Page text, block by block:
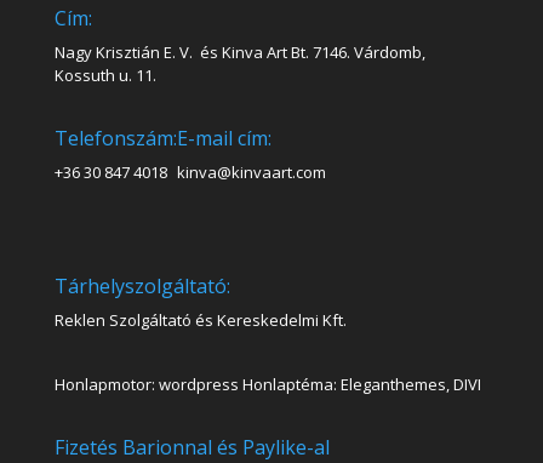
Cím:
Nagy Krisztián E. V. és Kinva Art Bt. 7146. Várdomb,
Kossuth u. 11.
Telefonszám:
+36 30 847 4018
E-mail cím:
kinva@kinvaart.com
Tárhelyszolgáltató:
Reklen Szolgáltató és Kereskedelmi Kft.
Honlapmotor: wordpress Honlaptéma: Eleganthemes, DIVI
Fizetés Barionnal és Paylike-al